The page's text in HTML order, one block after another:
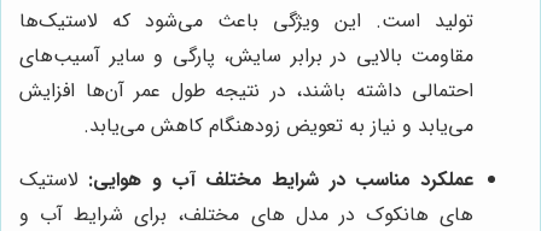
تولید است. این ویژگی باعث می‌شود که لاستیک‌ها
مقاومت بالایی در برابر سایش، پارگی و سایر آسیب‌های
احتمالی داشته باشند، در نتیجه طول عمر آن‌ها افزایش
می‌یابد و نیاز به تعویض زودهنگام کاهش می‌یابد.
عملکرد مناسب در شرایط مختلف آب و هوایی: لاستیک
های هانکوک در مدل های مختلف، برای شرایط آب و